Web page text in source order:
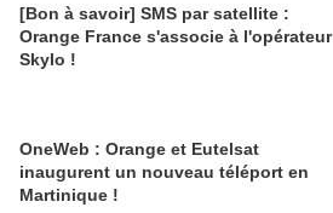
[Bon à savoir] SMS par satellite :
Orange France s'associe à l'opérateur
Skylo !
OneWeb : Orange et Eutelsat
inaugurent un nouveau téléport en
Martinique !